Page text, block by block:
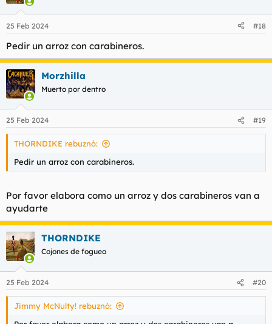
e
:
25 Feb 2024 #18
Pedir un arroz con carabineros.
Morzhilla
Muerto por dentro
25 Feb 2024 #19
THORNDIKE rebuznó:
Pedir un arroz con carabineros.
Por favor elabora como un arroz y dos carabineros van a
ayudarte
THORNDIKE
Cojones de fogueo
25 Feb 2024 #20
Jimmy McNulty! rebuznó: